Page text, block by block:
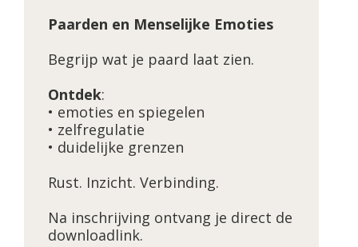
Paarden en Menselijke Emoties
Begrijp wat je paard laat zien.
Ontdek:
• emoties en spiegelen
• zelfregulatie
• duidelijke grenzen
Rust. Inzicht. Verbinding.
Na inschrijving ontvang je direct de
downloadlink.